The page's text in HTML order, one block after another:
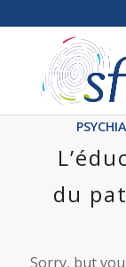
du
Sorry, but